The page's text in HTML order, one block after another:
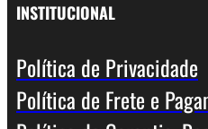
INSTITUCIONAL
Política de Privacidade
Política de Frete e